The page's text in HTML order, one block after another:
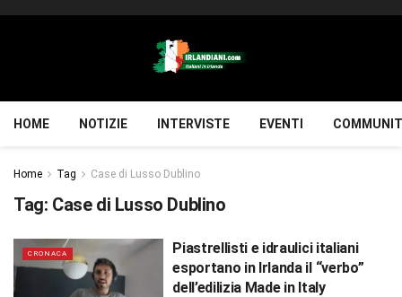
HOME NOTIZIE INTERVISTE EVENTI
Home Tag Case di Lusso Dublino
Tag: Case di Lusso Dublino
CRONACA
Piastrellisti e idraulici italiani
esportano in Irlanda il “verbo”
dell’edilizia Made in Italy